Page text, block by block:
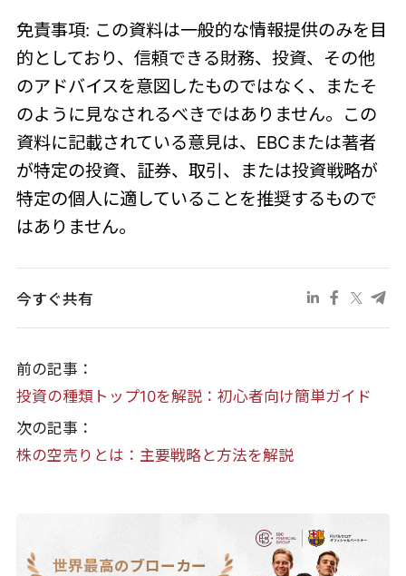
免責事項: この資料は一般的な情報提供のみを目
的としており、信頼できる財務、投資、その他
のアドバイスを意図したものではなく、またそ
のように見なされるべきではありません。この
資料に記載されている意見は、EBCまたは著者
が特定の投資、証券、取引、または投資戦略が
特定の個人に適していることを推奨するもので
はありません。
今すぐ共有
前の記事：
投資の種類トップ10を解説：初心者向け簡単ガイド
次の記事：
株の空売りとは：主要戦略と方法を解説
世界最高のブローカー